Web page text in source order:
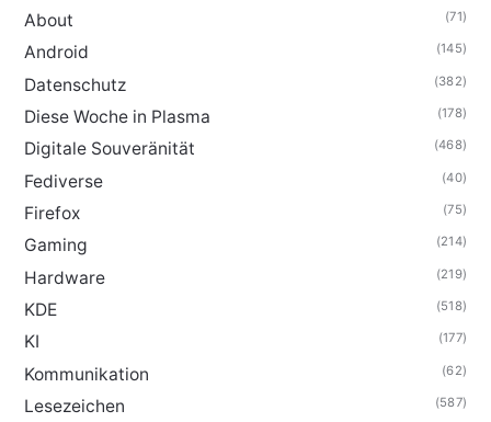
About (71)
Android (145)
Datenschutz (382)
Diese Woche in Plasma (178)
Digitale Souveränität (468)
Fediverse (40)
Firefox (75)
Gaming (214)
Hardware (219)
KDE (518)
KI (177)
Kommunikation (62)
Lesezeichen (587)